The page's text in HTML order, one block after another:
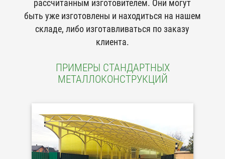
рассчитанным изготовителем. Они могут
быть уже изготовлены и находиться на нашем
складе, либо изготавливаться по заказу
клиента.
ПРИМЕРЫ СТАНДАРТНЫХ
МЕТАЛЛОКОНСТРУКЦИЙ